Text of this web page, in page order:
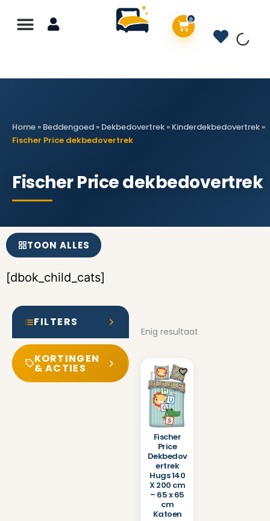
0
Home » Beddengoed » Dekbedovertrek » Kinderdekbedovertrek »
Fischer Price dekbedovertrek
Fischer Price dekbedovertrek
TOON ALLES
[dbok_child_cats]
FILTERS
KORTINGEN
& ACTIES
Enig resultaat
Fischer
Price
Dekbedov
ertrek
Hugs 140
X 200 cm
– 65 x 65
cm
Katoen